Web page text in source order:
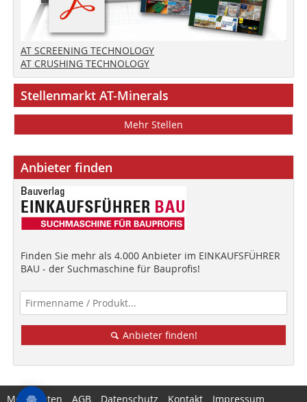
AT SCREENING TECHNOLOGY
AT CRUSHING TECHNOLOGY
Stellenmarkt AT-Minerals
Mehr Stellen
Anbieter finden
Finden Sie mehr als 4.000 Anbieter im EINKAUFSFÜHRER
BAU - der Suchmaschine für Bauprofis!
Anbieter finden!
Mediadaten AGB Datenschutz Kontakt Impressum